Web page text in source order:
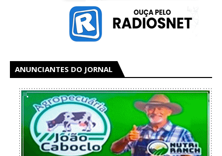
ANUNCIANTES DO JORNAL